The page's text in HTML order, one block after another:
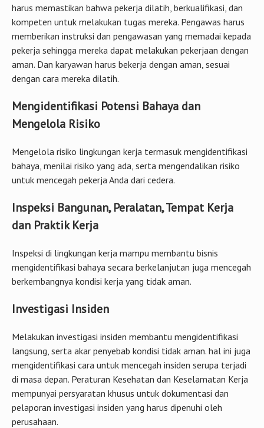
harus memastikan bahwa pekerja dilatih, berkualifikasi, dan
kompeten untuk melakukan tugas mereka. Pengawas harus
memberikan instruksi dan pengawasan yang memadai kepada
pekerja sehingga mereka dapat melakukan pekerjaan dengan
aman. Dan karyawan harus bekerja dengan aman, sesuai
dengan cara mereka dilatih.
Mengidentifikasi Potensi Bahaya dan
Mengelola Risiko
Mengelola risiko lingkungan kerja termasuk mengidentifikasi
bahaya, menilai risiko yang ada, serta mengendalikan risiko
untuk mencegah pekerja Anda dari cedera.
Inspeksi Bangunan, Peralatan, Tempat Kerja
dan Praktik Kerja
Inspeksi di lingkungan kerja mampu membantu bisnis
mengidentifikasi bahaya secara berkelanjutan juga mencegah
berkembangnya kondisi kerja yang tidak aman.
Investigasi Insiden
Melakukan investigasi insiden membantu mengidentifikasi
langsung, serta akar penyebab kondisi tidak aman. hal ini juga
mengidentifikasi cara untuk mencegah insiden serupa terjadi
di masa depan. Peraturan Kesehatan dan Keselamatan Kerja
mempunyai persyaratan khusus untuk dokumentasi dan
pelaporan investigasi insiden yang harus dipenuhi oleh
perusahaan.